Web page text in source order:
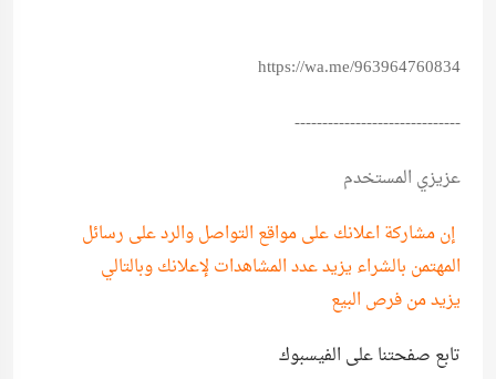
https://wa.me/963964760834
------------------------------
عزيزي المستخدم
إن مشاركة اعلانك على مواقع التواصل والرد على رسائل
المهتمن بالشراء يزيد عدد المشاهدات لإعلانك وبالتالي
يزيد من فرص البيع
تابع صفحتنا على الفيسبوك